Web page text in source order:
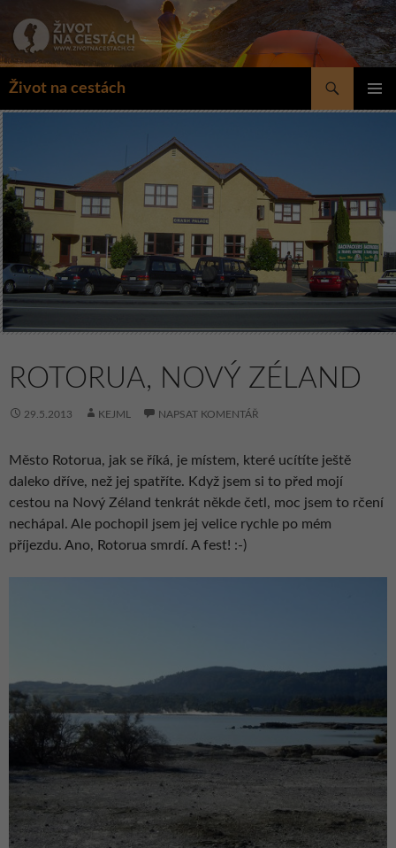
obsahu
Život na cestách
Hledat
ROTORUA, NOVÝ ZÉLAND
29.5.2013 KEJML NAPSAT KOMENTÁŘ
Město Rotorua, jak se říká, je místem, které ucítíte ještě
daleko dříve, než jej spatříte. Když jsem si to před mojí
cestou na Nový Zéland tenkrát někde četl, moc jsem to rčení
nechápal. Ale pochopil jsem jej velice rychle po mém
příjezdu. Ano, Rotorua smrdí. A fest! :-)